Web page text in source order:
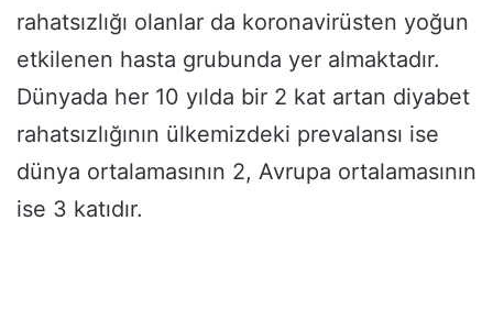
rahatsızlığı olanlar da koronavirüsten yoğun
etkilenen hasta grubunda yer almaktadır.
Dünyada her 10 yılda bir 2 kat artan diyabet
rahatsızlığının ülkemizdeki prevalansı ise
dünya ortalamasının 2, Avrupa ortalamasının
ise 3 katıdır.